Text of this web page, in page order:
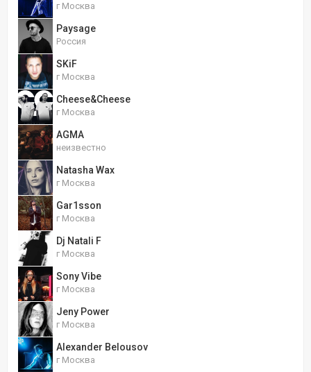
г Москва
Paysage
Россия
SKiF
г Москва
Cheese&Cheese
г Москва
AGMA
неизвестно
Natasha Wax
г Москва
Gar1sson
г Москва
Dj Natali F
г Москва
Sony Vibe
г Москва
Jeny Power
г Москва
Alexander Belousov
г Москва